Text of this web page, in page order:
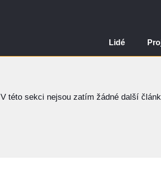
Lidé
V této sekci nejsou zatím žádné další